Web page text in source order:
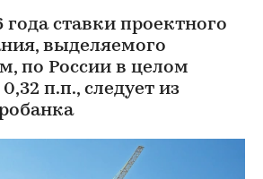
года ставки проектного
выделяемого
по России в целом
п.п., следует из